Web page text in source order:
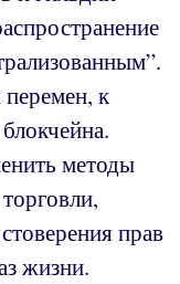
к
методы
прав
жизни.